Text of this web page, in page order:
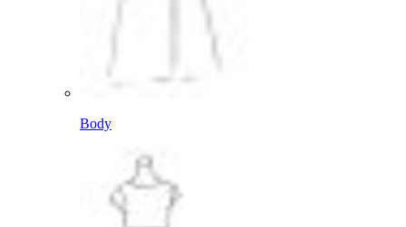
Body